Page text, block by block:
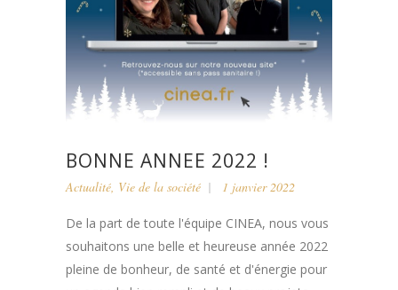
BONNE ANNEE 2022 !
Actualité, Vie de la société 1 janvier 2022
De la part de toute l'équipe CINEA, nous vous
souhaitons une belle et heureuse année 2022
pleine de bonheur, de santé et d'énergie pour